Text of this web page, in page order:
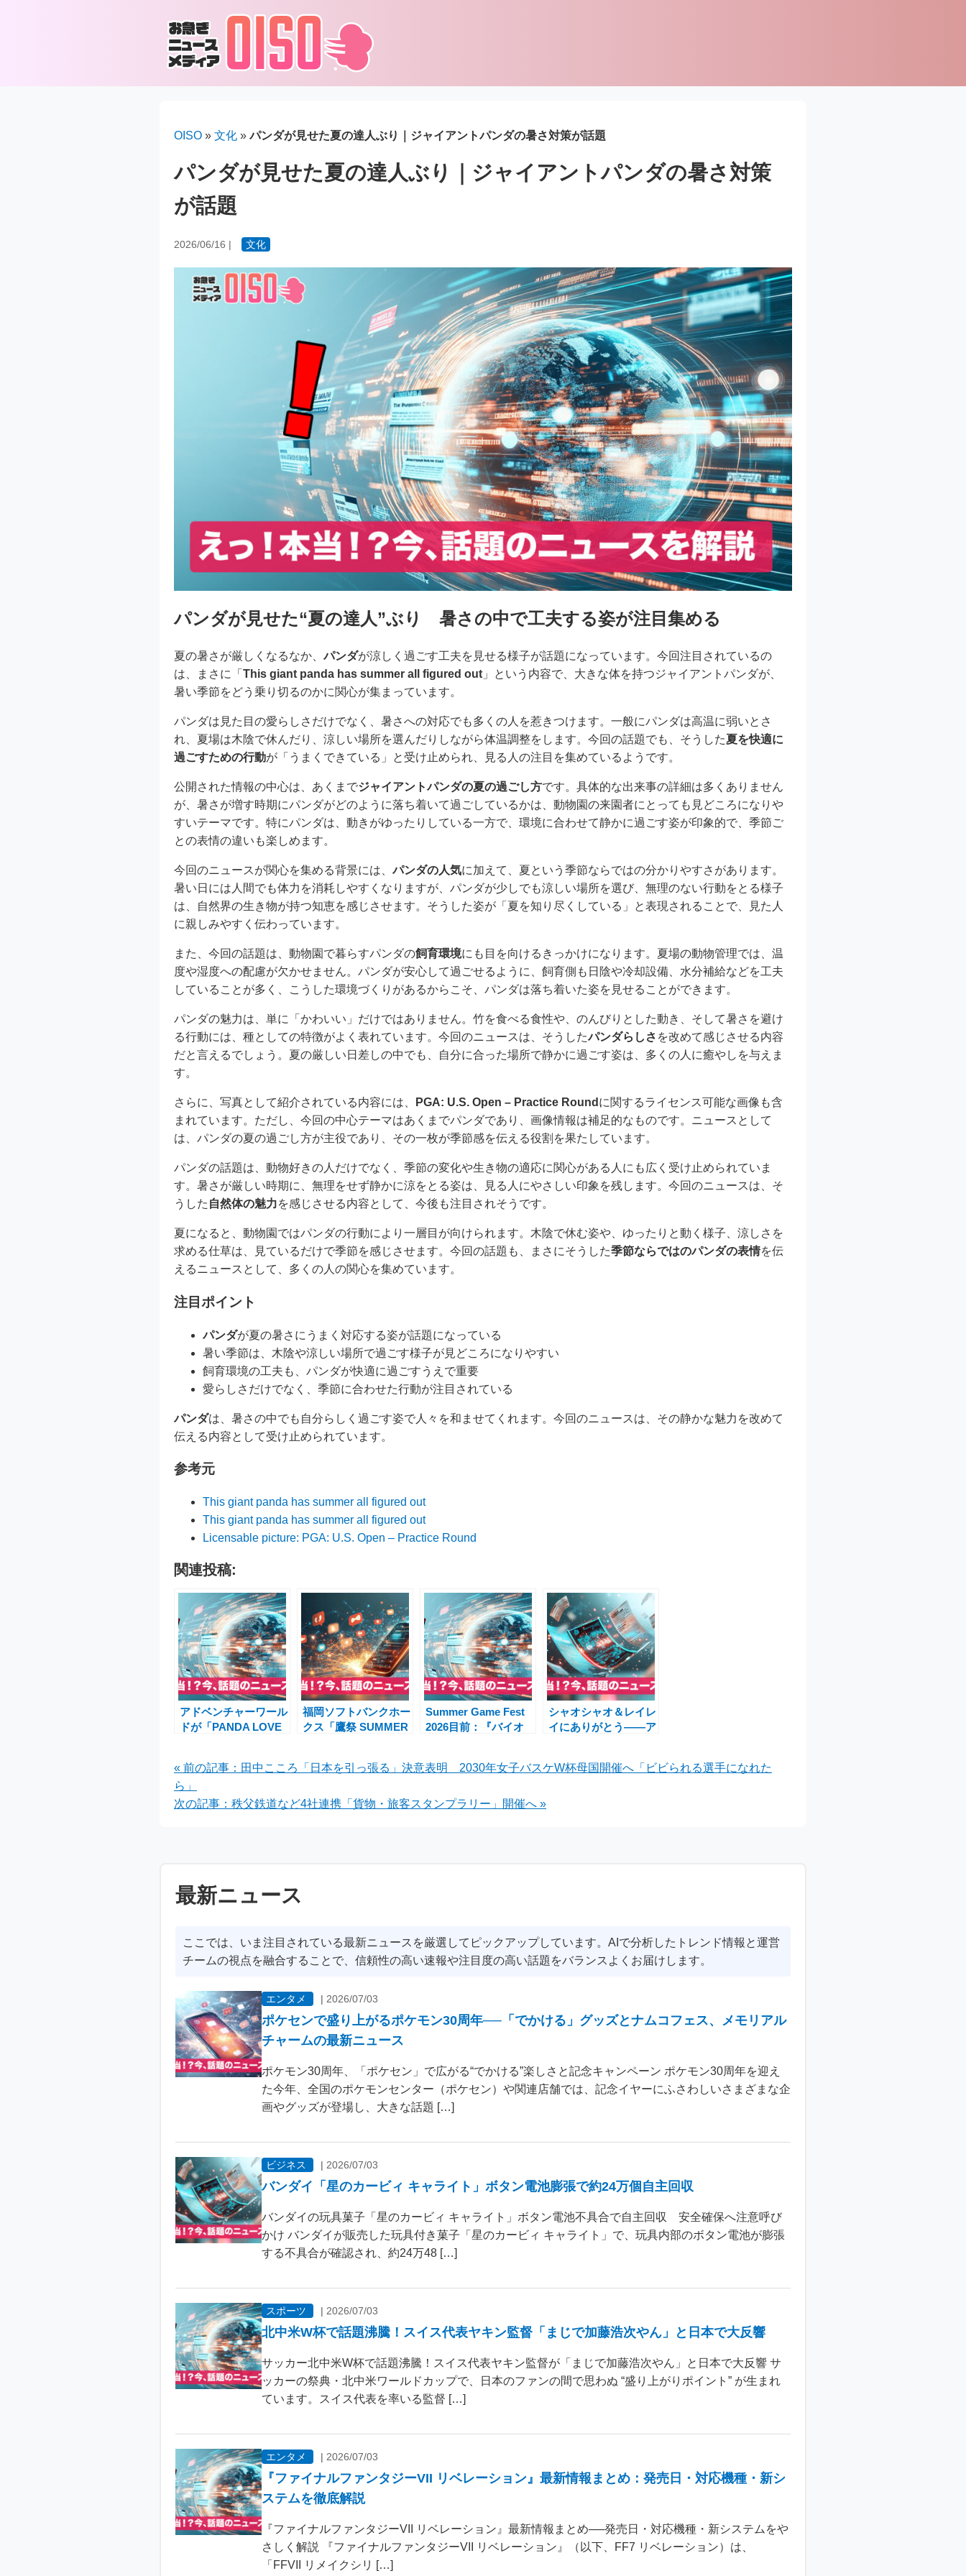
OISO » 文化 »パンダが見せた夏の達人ぶり｜ジャイアントパンダの暑さ対策が話題
パンダが見せた夏の達人ぶり｜ジャイアントパンダの暑さ対策
が話題
2026/06/16 | 文化
パンダが見せた“夏の達人”ぶり 暑さの中で工夫する姿が注目集める
夏の暑さが厳しくなるなか、パンダが涼しく過ごす工夫を見せる様子が話題になっています。今回注目されているの
は、まさに「 This giant panda has summer all figured out 」という内容で、大きな体を持つジャイアントパンダが、
暑い季節をどう乗り切るのかに関心が集まっています。
パンダは見た目の愛らしさだけでなく、暑さへの対応でも多くの人を惹きつけます。一般にパンダは高温に弱いとさ
れ、夏場は木陰で休んだり、涼しい場所を選んだりしながら体温調整をします。今回の話題でも、そうした夏を快適に
過ごすための行動が「うまくできている」と受け止められ、見る人の注目を集めているようです。
公開された情報の中心は、あくまでジャイアントパンダの夏の過ごし方です。具体的な出来事の詳細は多くありません
が、暑さが増す時期にパンダがどのように落ち着いて過ごしているかは、動物園の来園者にとっても見どころになりや
すいテーマです。特にパンダは、動きがゆったりしている一方で、環境に合わせて静かに過ごす姿が印象的で、季節ご
との表情の違いも楽しめます。
今回のニュースが関心を集める背景には、パンダの人気に加えて、夏という季節ならではの分かりやすさがあります。
暑い日には人間でも体力を消耗しやすくなりますが、パンダが少しでも涼しい場所を選び、無理のない行動をとる様子
は、自然界の生き物が持つ知恵を感じさせます。そうした姿が「夏を知り尽くしている」と表現されることで、見た人
に親しみやすく伝わっています。
また、今回の話題は、動物園で暮らすパンダの飼育環境にも目を向けるきっかけになります。夏場の動物管理では、温
度や湿度への配慮が欠かせません。パンダが安心して過ごせるように、飼育側も日陰や冷却設備、水分補給などを工夫
していることが多く、こうした環境づくりがあるからこそ、パンダは落ち着いた姿を見せることができます。
パンダの魅力は、単に「かわいい」だけではありません。竹を食べる食性や、のんびりとした動き、そして暑さを避け
る行動には、種としての特徴がよく表れています。今回のニュースは、そうしたパンダらしさ を改めて感じさせる内容
だと言えるでしょう。夏の厳しい日差しの中でも、自分に合った場所で静かに過ごす姿は、多くの人に癒やしを与えま
す。
さらに、写真として紹介されている内容には、 PGA: U.S. Open – Practice Round に関するライセンス可能な画像も含
まれています。ただし、今回の中心テーマはあくまでパンダであり、画像情報は補足的なものです。ニュースとして
は、パンダの夏の過ごし方が主役であり、その一枚が季節感を伝える役割を果たしています。
パンダの話題は、動物好きの人だけでなく、季節の変化や生き物の適応に関心がある人にも広く受け止められていま
す。暑さが厳しい時期に、無理をせず静かに涼をとる姿は、見る人にやさしい印象を残します。今回のニュースは、そ
うした 自然体の魅力を感じさせる内容として、今後も注目されそうです。
夏になると、動物園ではパンダの行動により一層目が向けられます。木陰で休む姿や、ゆったりと動く様子、涼しさを
求める仕草は、見ているだけで季節を感じさせます。今回の話題も、まさにそうした季節ならではのパンダの表情を伝
えるニュースとして、多くの人の関心を集めています。
注目ポイント
パンダが夏の暑さにうまく対応する姿が話題になっている
暑い季節は、木陰や涼しい場所で過ごす様子が見どころになりやすい
飼育環境の工夫も、パンダが快適に過ごすうえで重要
愛らしさだけでなく、季節に合わせた行動が注目されている
パンダは、暑さの中でも自分らしく過ごす姿で人々を和ませてくれます。今回のニュースは、その静かな魅力を改めて
伝える内容として受け止められています。
参考元
This giant panda has summer all figured out
This giant panda has summer all figured out
Licensable picture: PGA: U.S. Open – Practice Round
関連投稿:
アドベンチャーワール
ドが「PANDA LOVE
ンダ不在でも続く保護
活動への想い
福岡ソフトバンクホー
クス「鷹祭 SUMMER
ブリックビューイング
Summer Game Fest
2026目前：『バイオ
最新情報を総まとめ
シャオシャオ＆レイレ
イにありがとう――ア
ダをめぐる今
« 前の記事：田中こころ「日本を引っ張る」決意表明 2030年女子バスケW杯母国開催へ「ビビられる選手になれた
ら」
次の記事：秩父鉄道など4社連携「貨物・旅客スタンプラリー」開催へ »
最新ニュース
ここでは、いま注目されている最新ニュースを厳選してピックアップしています。AIで分析したトレンド情報と運営
チームの視点を融合することで、信頼性の高い速報や注目度の高い話題をバランスよくお届けします。
エンタメ | 2026/07/03
ポケセンで盛り上がるポケモン30周年──「でかける」グッズとナムコフェス、メモリアル
チャームの最新ニュース
ポケモン30周年、「ポケセン」で広がる“でかける”楽しさと記念キャンペーン ポケモン30周年を迎え
た今年、全国のポケモンセンター（ポケセン）や関連店舗では、記念イヤーにふさわしいさまざまな企
画やグッズが登場し、大きな話題 […]
ビジネス | 2026/07/03
バンダイ「星のカービィ キャライト」ボタン電池膨張で約24万個自主回収
バンダイの玩具菓子「星のカービィ キャライト」ボタン電池不具合で自主回収 安全確保へ注意呼び
かけ バンダイが販売した玩具付き菓子「星のカービィ キャライト」で、玩具内部のボタン電池が膨張
する不具合が確認され、約24万48 […]
スポーツ | 2026/07/03
北中米W杯で話題沸騰！スイス代表ヤキン監督「まじで加藤浩次やん」と日本で大反響
サッカー北中米W杯で話題沸騰！スイス代表ヤキン監督が「まじで加藤浩次やん」と日本で大反響 サ
ッカーの祭典・北中米ワールドカップで、日本のファンの間で思わぬ “盛り上がりポイント” が生まれ
ています。スイス代表を率いる監督 […]
エンタメ | 2026/07/03
『ファイナルファンタジーVII リベレーション』最新情報まとめ：発売日・対応機種・新シ
ステムを徹底解説
『ファイナルファンタジーVII リベレーション』最新情報まとめ──発売日・対応機種・新システムをや
さしく解説 『ファイナルファンタジーVII リベレーション』（以下、FF7 リベレーション）は、
「FFVII リメイクシリ […]